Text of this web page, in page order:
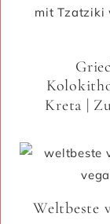
Kreta |
Weltbeste